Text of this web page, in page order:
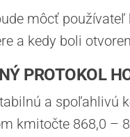
môcť
a kedy boli
PROTOKOL
a
kmitočte 868,0 –